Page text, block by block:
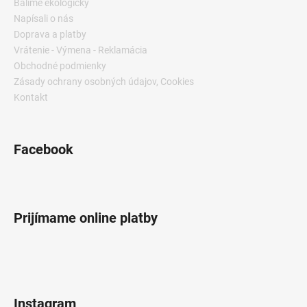
Balíme ekologicky
Napísali o nás
Doprava a platby
Vrátenie - Výmena - Reklamácia
Obchodné podmienky
Zásady ochrany osobných údajov, Cookies
Kontakt
Facebook
Prijímame online platby
Instagram